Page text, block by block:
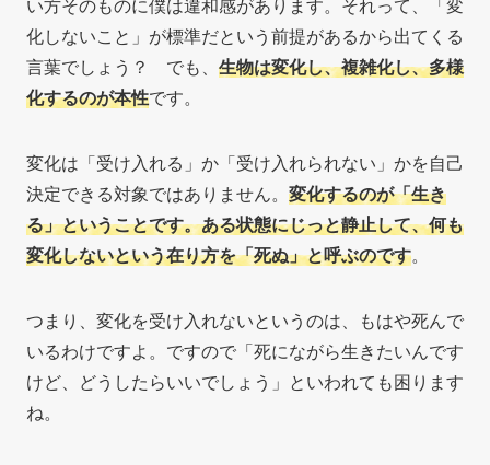
い方そのものに僕は違和感があります。それって、「変
化しないこと」が標準だという前提があるから出てくる
言葉でしょう？ でも、 生物は変化し、複雑化し、多様
化するのが本性です。
変化は「受け入れる」か「受け入れられない」かを自己
決定できる対象ではありません。 変化するのが「生き
る」ということです。ある状態にじっと静止して、何も
変化しないという在り方を「死ぬ」と呼ぶのです。
つまり、変化を受け入れないというのは、もはや死んで
いるわけですよ。ですので「死にながら生きたいんです
けど、どうしたらいいでしょう」といわれても困ります
ね。